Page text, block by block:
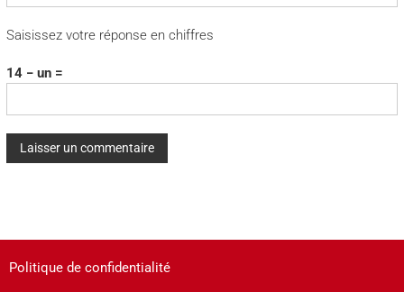
Saisissez votre réponse en chiffres
14 − un =
rPolitique de confidentialité